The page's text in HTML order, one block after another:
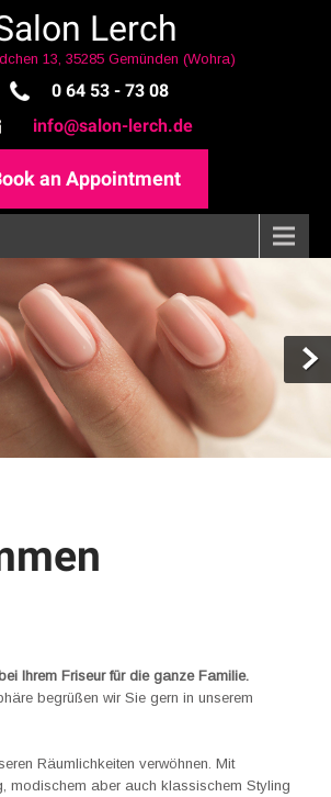
Lerch
13, 35285 Gemünden (Wohra)
0 64 53 - 73 08
info@salon-lerch.de
an Appointment
Ihrem Friseur für die ganze Familie.
begrüßen wir Sie gern in unserem
Räumlichkeiten verwöhnen. Mit
modischem aber auch klassischem Styling